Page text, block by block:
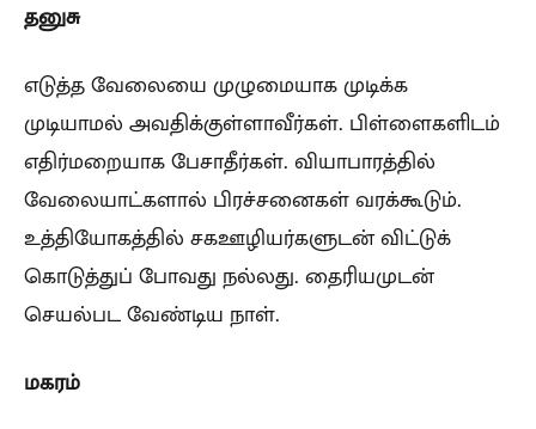
தனுசு
எடுத்த வேலையை முழுமையாக முடிக்க
முடியாமல் அவதிக்குள்ளாவீர்கள். பிள்ளைகளிடம்
எதிர்மறையாக பேசாதீர்கள். வியாபாரத்தில்
வேலையாட்களால் பிரச்சனைகள் வரக்கூடும்.
உத்தியோகத்தில் சகஊழியர்களுடன் விட்டுக்
கொடுத்துப் போவது நல்லது. தைரியமுடன்
செயல்பட வேண்டிய நாள்.
மகரம்